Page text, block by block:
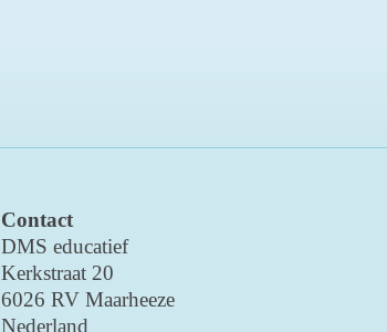
Contact
DMS educatief
Kerkstraat 20
6026 RV Maarheeze
Nederland